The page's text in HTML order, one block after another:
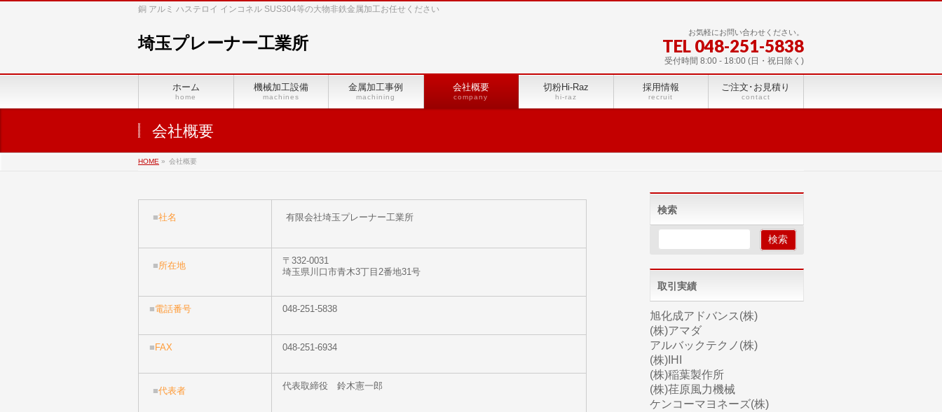
銅 アルミ ハステロイ インコネル SUS304等の大物非鉄金属加工お任せください
埼玉プレーナー工業所
お気軽にお問い合わせください。
TEL 048-251-5838
受付時間 8:00 - 18:00 (日・祝日除く)
ホーム
home
機械加工設備
machines
金属加工事例
machining
会社概要
company
切粉Hi-Raz
hi-raz
採用情報
recruit
ご注文･お見積り
contact
会社概要
HOME » 会社概要
■社名 有限会社埼玉プレーナー工業所
■所在地
〒332-0031
埼玉県川口市青木3丁目2番地31号
■電話番号 048-251-5838
■ FAX 048-251-6934
■代表者 代表取締役 鈴木憲一郎
検索
取引実績
旭化成アドバンス(株)
(株)アマダ
アルバックテクノ(株)
(株)IHI
(株)稲葉製作所
(株)荏原風力機械
ケンコーマヨネーズ(株)